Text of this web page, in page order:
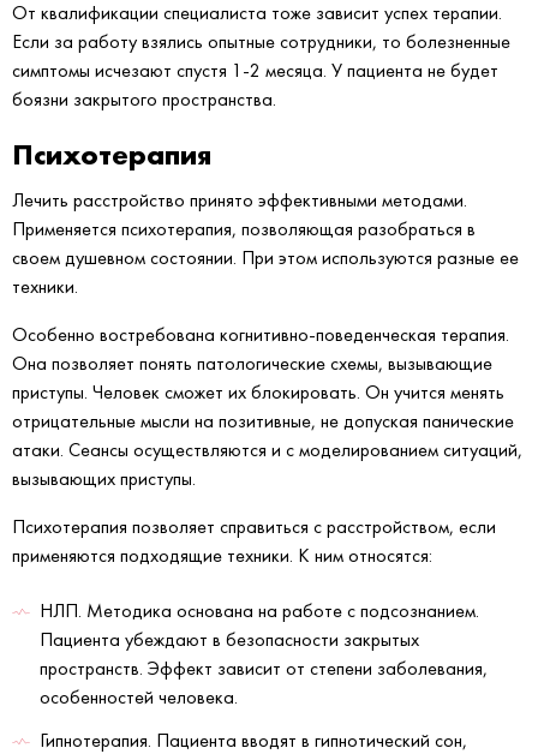
От квалификации специалиста тоже зависит успех терапии.
Если за работу взялись опытные сотрудники, то болезненные
симптомы исчезают спустя 1-2 месяца. У пациента не будет
боязни закрытого пространства.
Психотерапия
Лечить расстройство принято эффективными методами.
Применяется психотерапия, позволяющая разобраться в
своем душевном состоянии. При этом используются разные ее
техники.
Особенно востребована когнитивно-поведенческая терапия.
Она позволяет понять патологические схемы, вызывающие
приступы. Человек сможет их блокировать. Он учится менять
отрицательные мысли на позитивные, не допуская панические
атаки. Сеансы осуществляются и с моделированием ситуаций,
вызывающих приступы.
Психотерапия позволяет справиться с расстройством, если
применяются подходящие техники. К ним относятся:
НЛП. Методика основана на работе с подсознанием.
Пациента убеждают в безопасности закрытых
пространств. Эффект зависит от степени заболевания,
особенностей человека.
Гипнотерапия. Пациента вводят в гипнотический сон,